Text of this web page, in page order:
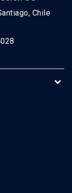
Chile